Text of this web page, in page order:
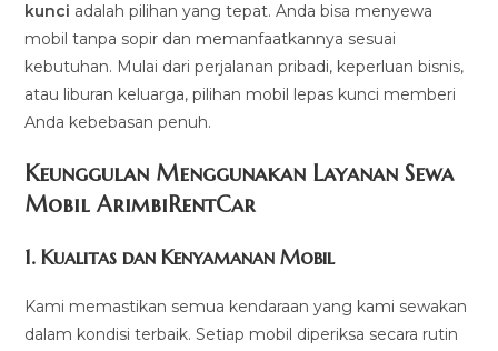
kunci adalah pilihan yang tepat. Anda bisa menyewa
mobil tanpa sopir dan memanfaatkannya sesuai
kebutuhan. Mulai dari perjalanan pribadi, keperluan bisnis,
atau liburan keluarga, pilihan mobil lepas kunci memberi
Anda kebebasan penuh.
Keunggulan Menggunakan Layanan Sewa
Mobil ArimbiRentCar
1.Kualitas dan Kenyamanan Mobil
Kami memastikan semua kendaraan yang kami sewakan
dalam kondisi terbaik. Setiap mobil diperiksa secara rutin